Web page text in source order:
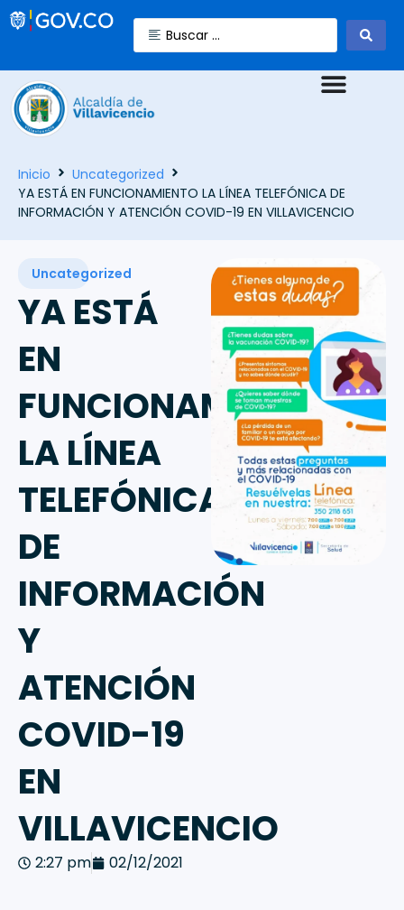
Inicio
Uncategorized
YA ESTÁ EN FUNCIONAMIENTO LA LÍNEA TELEFÓNICA DE
INFORMACIÓN Y ATENCIÓN COVID-19 EN VILLAVICENCIO
Uncategorized
YA ESTÁ
EN
FUNCIONAMIENTO
LA LÍNEA
TELEFÓNICA
DE
INFORMACIÓN
Y
ATENCIÓN
COVID-19
EN
VILLAVICENCIO
2:27 pm 02/12/2021